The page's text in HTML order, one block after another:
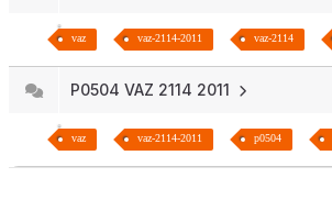
vaz vaz-2114-2011 vaz-2114
P0504 VAZ 2114 2011
vaz vaz-2114-2011 p0504